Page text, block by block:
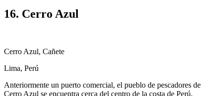
16. Cerro Azul
Cerro Azul, Cañete
Lima, Perú
Anteriormente un puerto comercial, el pueblo de pescadores de
Cerro Azul se encuentra cerca del centro de la costa de Perú.